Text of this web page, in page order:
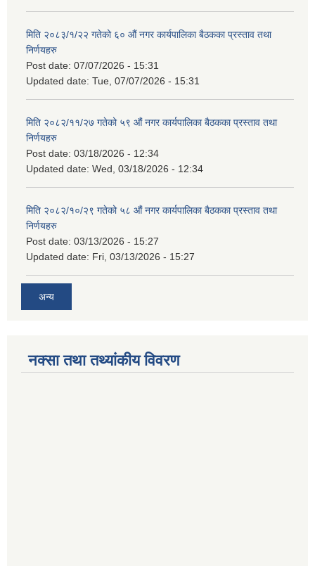
मिति २०८३/१/२२ गतेको ६० औं नगर कार्यपालिका बैठकका प्रस्ताव तथा
निर्णयहरु
Post date: 07/07/2026 - 15:31
Updated date: Tue, 07/07/2026 - 15:31
मिति २०८२/११/२७ गतेको ५९ औं नगर कार्यपालिका बैठकका प्रस्ताव तथा
निर्णयहरु
Post date: 03/18/2026 - 12:34
Updated date: Wed, 03/18/2026 - 12:34
मिति २०८२/१०/२९ गतेको ५८ औं नगर कार्यपालिका बैठकका प्रस्ताव तथा
निर्णयहरु
Post date: 03/13/2026 - 15:27
Updated date: Fri, 03/13/2026 - 15:27
अन्य
नक्सा तथा तथ्यांकीय विवरण